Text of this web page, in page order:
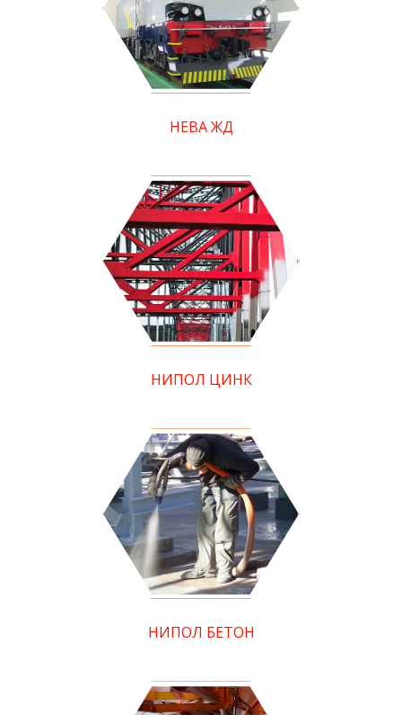
НЕВА ЖД
НИПОЛ ЦИНК
НИПОЛ БЕТОН